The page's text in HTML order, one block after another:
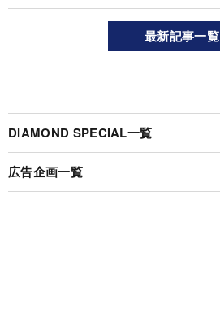
最新記事一覧
DIAMOND SPECIAL一覧
広告企画一覧